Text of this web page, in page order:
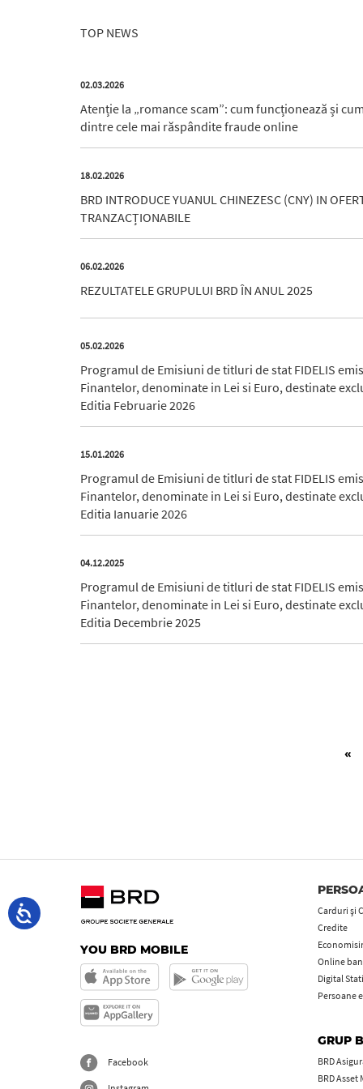
TOP NEWS
02.03.2026
Atenție la „romance scam”: cum funcționează și
dintre cele mai răspândite fraude online
18.02.2026
BRD INTRODUCE YUANUL CHINEZESC (CNY) IN
TRANZACȚIONABILE
06.02.2026
REZULTATELE GRUPULUI BRD ÎN ANUL 2025
05.02.2026
Programul de Emisiuni de titluri de stat FIDELIS
Finantelor, denominate in Lei si Euro, destinate
Editia Februarie 2026
15.01.2026
Programul de Emisiuni de titluri de stat FIDELIS
Finantelor, denominate in Lei si Euro, destinate
Editia Ianuarie 2026
04.12.2025
Programul de Emisiuni de titluri de stat FIDELIS
Finantelor, denominate in Lei si Euro, destinate
Editia Decembrie 2025
«
YOU BRD MOBILE
Facebook
Carduri şi
Credite
Online
Digital
Persoane
GRUP
BRD
BRD